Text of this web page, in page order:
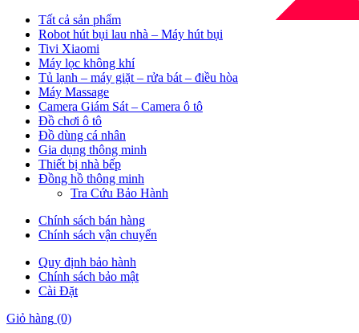
Tất cả sản phẩm
Robot hút bụi lau nhà – Máy hút bụi
Tivi Xiaomi
Máy lọc không khí
Tủ lạnh – máy giặt – rửa bát – điều hòa
Máy Massage
Camera Giám Sát – Camera ô tô
Đồ chơi ô tô
Đồ dùng cá nhân
Gia dụng thông minh
Thiết bị nhà bếp
Đồng hồ thông minh
Tra Cứu Bảo Hành
Chính sách bán hàng
Chính sách vận chuyển
Quy định bảo hành
Chính sách bảo mật
Cài Đặt
Giỏ hàng (0)